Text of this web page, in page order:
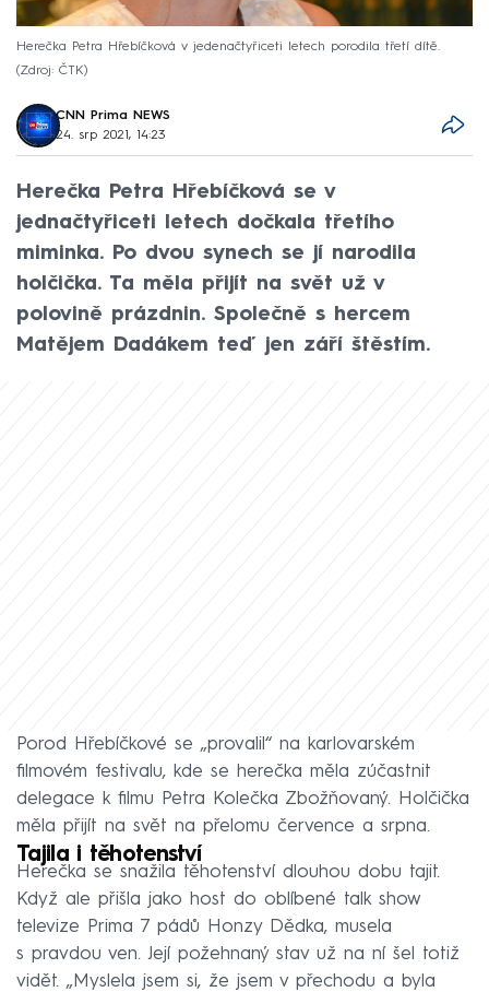
Herečka Petra Hřebíčková v jedenačtyřiceti letech porodila třetí dítě.
Zdroj: ČTK
CNN Prima NEWS
24. srp 2021, 14:23
Herečka Petra Hřebíčková se v
jednačtyřiceti letech dočkala třetího
miminka. Po dvou synech se jí narodila
holčička. Ta měla přijít na svět už v
polovině prázdnin. Společně s hercem
Matějem Dadákem teď jen září štěstím.
Porod Hřebíčkové se „provalil“ na karlovarském
filmovém festivalu, kde se herečka měla zúčastnit
delegace k filmu Petra Kolečka Zbožňovaný. Holčička
měla přijít na svět na přelomu července a srpna.
Tajila i těhotenství
Herečka se snažila těhotenství dlouhou dobu tajit.
Když ale přišla jako host do oblíbené talk show
televize Prima 7 pádů Honzy Dědka, musela
s pravdou ven. Její požehnaný stav už na ní šel totiž
vidět. „Myslela jsem si, že jsem v přechodu a byla